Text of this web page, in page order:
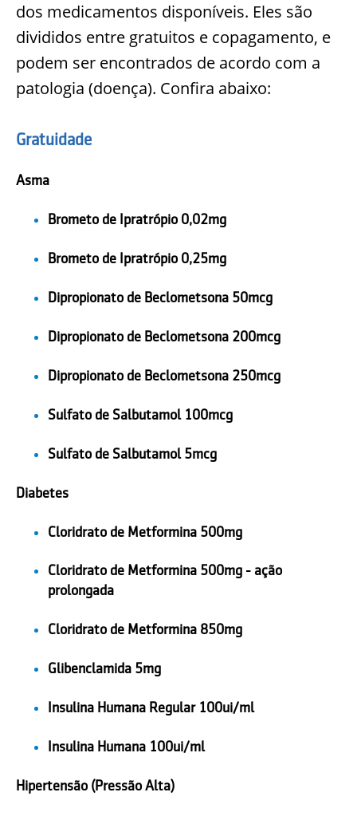
dos medicamentos disponíveis. Eles são
divididos entre gratuitos e copagamento, e
podem ser encontrados de acordo com a
patologia (doença). Confira abaixo:
Gratuidade
Asma
Brometo de Ipratrópio 0,02mg
Brometo de Ipratrópio 0,25mg
Dipropionato de Beclometsona 50mcg
Dipropionato de Beclometsona 200mcg
Dipropionato de Beclometsona 250mcg
Sulfato de Salbutamol 100mcg
Sulfato de Salbutamol 5mcg
Diabetes
Cloridrato de Metformina 500mg
Cloridrato de Metformina 500mg - ação
prolongada
Cloridrato de Metformina 850mg
Glibenclamida 5mg
Insulina Humana Regular 100ui/ml
Insulina Humana 100ui/ml
Hipertensão (Pressão Alta)